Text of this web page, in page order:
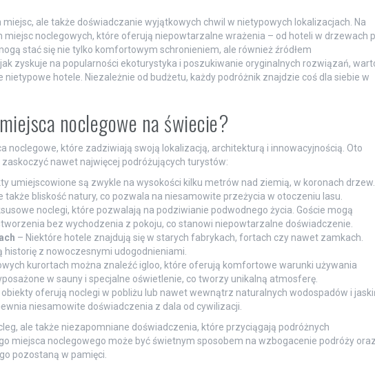
ale także doświadczanie wyjątkowych chwil w nietypowych lokalizacjach. Na
miejsc noclegowych, które oferują niepowtarzalne wrażenia – od hoteli w drzewach
stać się nie tylko komfortowym schronieniem, ale również źródłem
zyskuje na popularności ekoturystyka i poszukiwanie oryginalnych rozwiązań,
hotele. Niezależnie od budżetu, każdy podróżnik znajdzie coś dla siebie w
noclegowe na świecie?
noclegowe, które zadziwiają swoją lokalizacją, architekturą i innowacyjnością. Oto
nawet najwięcej podróżujących turystów:
umiejscowione są zwykle na wysokości kilku metrów nad ziemią, w koronach drzew.
także bliskość natury, co pozwala na niesamowite przeżycia w otoczeniu lasu.
noclegi, które pozwalają na podziwianie podwodnego życia. Goście mogą
bez wychodzenia z pokoju, co stanowi niepowtarzalne doświadczenie.
– Niektóre hotele znajdują się w starych fabrykach, fortach czy nawet zamkach.
historię z nowoczesnymi udogodnieniami.
kurortach można znaleźć igloo, które oferują komfortowe warunki używania
w sauny i specjalne oświetlenie, co tworzy unikalną atmosferę.
oferują noclegi w pobliżu lub nawet wewnątrz naturalnych wodospadów i
niesamowite doświadczenia z dala od cywilizacji.
ale także niezapomniane doświadczenia, które przyciągają podróżnych
miejsca noclegowego może być świetnym sposobem na wzbogacenie podróży oraz
pozostaną w pamięci.